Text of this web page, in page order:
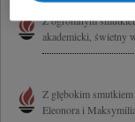
Z ogromnym
akademicki, świetny
Z głębokim
Eleonora i